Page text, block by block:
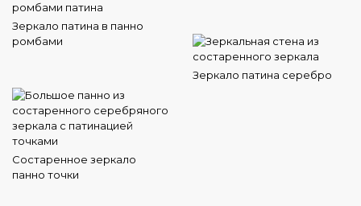
Зеркало патина в панно
ромбами
Зеркало патина серебро
Состаренное зеркало
панно точки